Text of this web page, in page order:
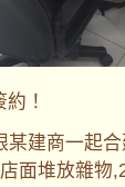
！
某建商一起
面堆放雜物